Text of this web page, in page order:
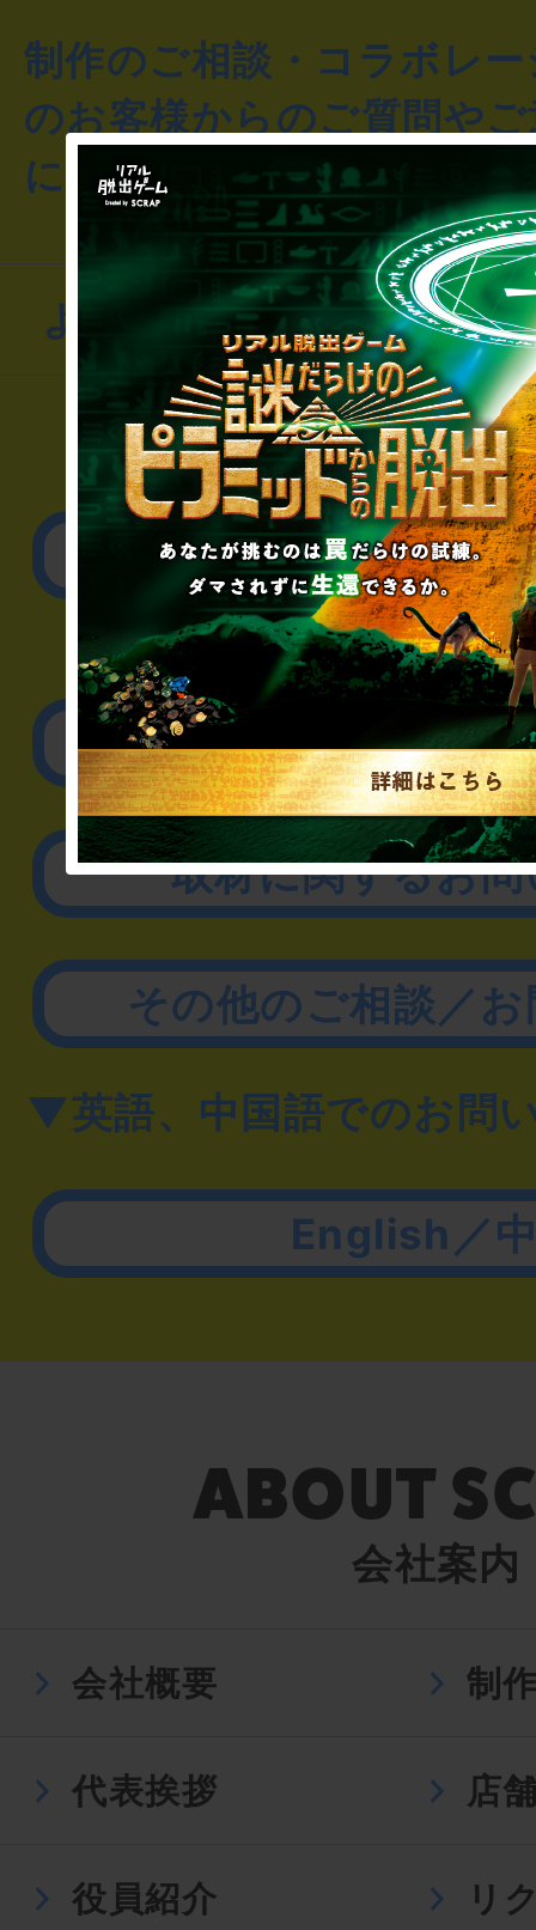
制作のご相談・コラボレ
のお客様からのご質問や
にお問い合わせください。
よくあるお問い合わせ
▼一般のお客様
公演内容、チケット
▼企業／法人の方
リアル脱出ゲーム制作
取材に関するお
その他のご相談／
▼英語、中国語でのお問
English／
会社案内
会社概要 制
代表挨拶 店
役員紹介 リ